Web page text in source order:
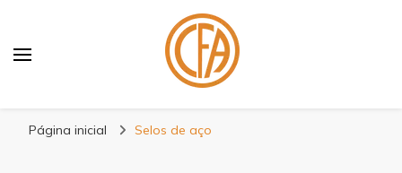
Página inicial Selos de aço